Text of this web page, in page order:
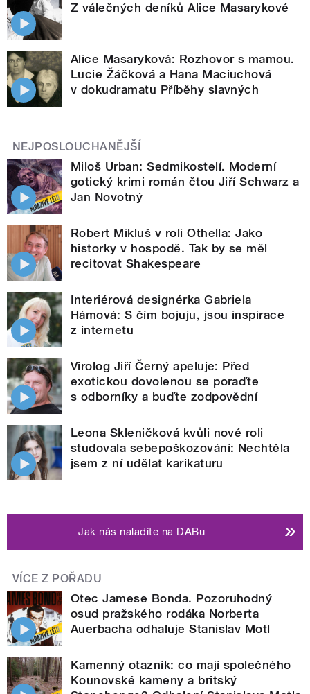
Z válečných deníků Alice Masarykové
Alice Masaryková: Rozhovor s mamou.
Lucie Žáčková a Hana Maciuchová
v dokudramatu Příběhy slavných
NEJPOSLOUCHANĚJŠÍ
Miloš Urban: Sedmikostelí. Moderní
gotický krimi román čtou Jiří Schwarz a
Jan Novotný
Robert Mikluš v roli Othella: Jako
historky v hospodě. Tak by se měl
recitovat Shakespeare
Interiérová designérka Gabriela
Hámová: S čím bojuju, jsou inspirace
z internetu
Virolog Jiří Černý apeluje: Před
exotickou dovolenou se poraďte
s odborníky a buďte zodpovědní
Leona Skleničková kvůli nové roli
studovala sebepoškozování: Nechtěla
jsem z ní udělat karikaturu
Jak nás naladíte na DABu
VÍCE Z POŘADU
Otec Jamese Bonda. Pozoruhodný
osud pražského rodáka Norberta
Auerbacha odhaluje Stanislav Motl
Kamenný otazník: co mají společného
Kounovské kameny a britský